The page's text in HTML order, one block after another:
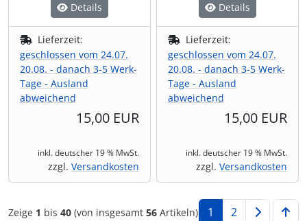
Details
Lieferzeit:
geschlossen vom 24.07.
20.08. - danach 3-5 Werk-
Tage - Ausland
abweichend
15,00 EUR
inkl. deutscher 19 % MwSt.
zzgl. Versandkosten
Details
Lieferzeit:
geschlossen vom 24.07.
20.08. - danach 3-5 Werk-
Tage - Ausland
abweichend
15,00 EUR
inkl. deutscher 19 % MwSt.
zzgl. Versandkosten
Zeige 1 bis40 (von insgesamt56 Artikeln) 1 2